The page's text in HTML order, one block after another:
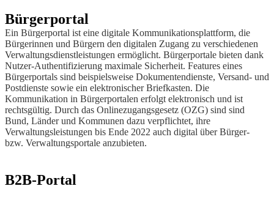
Bürgerportal
Ein Bürgerportal ist eine digitale Kommunikationsplattform, die
Bürgerinnen und Bürgern den digitalen Zugang zu verschiedenen
Verwaltungsdienstleistungen ermöglicht. Bürgerportale bieten dank
Nutzer-Authentifizierung maximale Sicherheit. Features eines
Bürgerportals sind beispielsweise Dokumentendienste, Versand- und
Postdienste sowie ein elektronischer Briefkasten. Die
Kommunikation in Bürgerportalen erfolgt elektronisch und ist
rechtsgültig. Durch das Onlinezugangsgesetz (OZG) sind sind
Bund, Länder und Kommunen dazu verpflichtet, ihre
Verwaltungsleistungen bis Ende 2022 auch digital über Bürger-
bzw. Verwaltungsportale anzubieten.
B2B-Portal